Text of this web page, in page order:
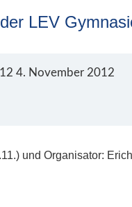
LEV
4. November 2012
und Organisator: